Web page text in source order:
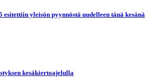
esitettiin yleisön pyynnöstä uudelleen tänä kesänä
kesäkiertoajelulla